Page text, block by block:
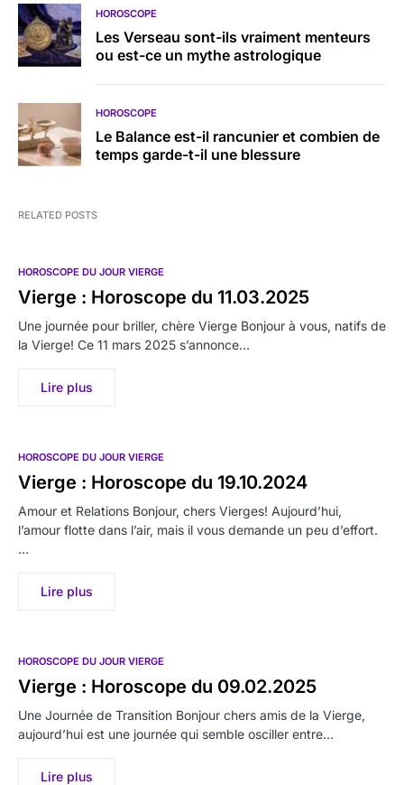
HOROSCOPE
Les Verseau sont-ils vraiment menteurs
ou est-ce un mythe astrologique
HOROSCOPE
Le Balance est-il rancunier et combien de
temps garde-t-il une blessure
RELATED POSTS
HOROSCOPE DU JOUR VIERGE
Vierge : Horoscope du 11.03.2025
Une journée pour briller, chère Vierge Bonjour à vous, natifs de
la Vierge! Ce 11 mars 2025 s’annonce…
Lire plus
HOROSCOPE DU JOUR VIERGE
Vierge : Horoscope du 19.10.2024
Amour et Relations Bonjour, chers Vierges! Aujourd’hui,
l’amour flotte dans l’air, mais il vous demande un peu d’effort.
…
Lire plus
HOROSCOPE DU JOUR VIERGE
Vierge : Horoscope du 09.02.2025
Une Journée de Transition Bonjour chers amis de la Vierge,
aujourd’hui est une journée qui semble osciller entre…
Lire plus